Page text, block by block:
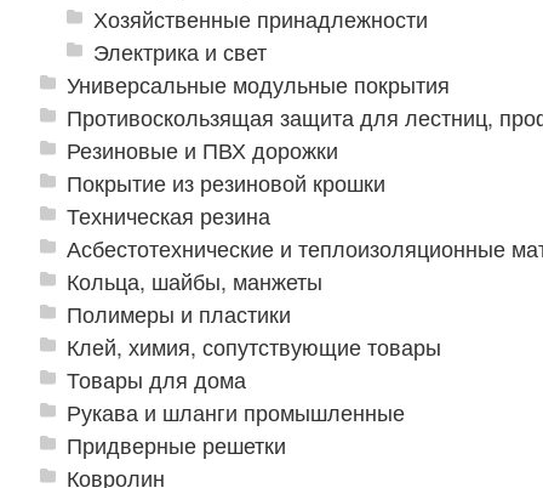
Хозяйственные принадлежности
Электрика и свет
Универсальные модульные покрытия
Противоскользящая защита для лестниц,
Резиновые и ПВХ дорожки
Покрытие из резиновой крошки
Техническая резина
Асбестотехнические и теплоизоляционные
Кольца, шайбы, манжеты
Полимеры и пластики
Клей, химия, сопутствующие товары
Товары для дома
Рукава и шланги промышленные
Придверные решетки
Ковролин